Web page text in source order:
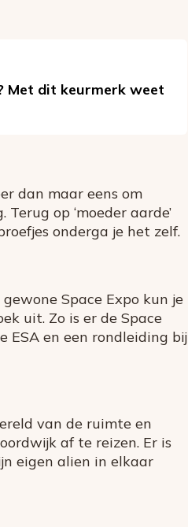
Met dit keurmerk weet
dan maar eens om
op ‘moeder aarde’
onderga je het zelf.
Space Expo kun je
uit. Zo is er de Space
ESA en een rondleiding bij
van de ruimte en
af te reizen. Er is
eigen alien in elkaar